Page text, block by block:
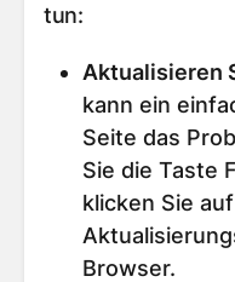
tun:
Aktualisieren
kann ein
Seite das
Sie die Taste
klicken Sie
Browser.